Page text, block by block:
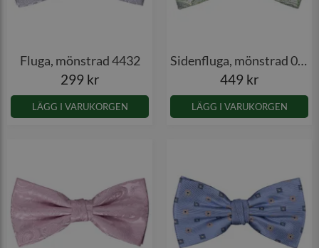
Fluga, mönstrad 4432
299 kr
LÄGG I VARUKORGEN
Sidenfluga, mönstrad 021
449 kr
LÄGG I VARUKORGEN